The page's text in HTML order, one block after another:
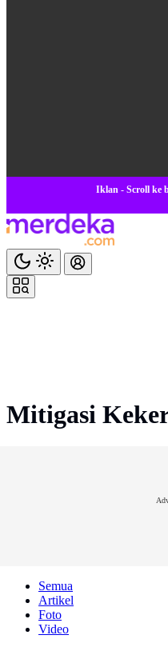
Iklan - Scroll ke
Mitigasi
Semua
Artikel
Foto
Video